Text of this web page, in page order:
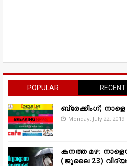
POPULAR RECENT
ബ്രേക്കിംഗ്;
Monday, July 22, 2019
കനത്ത മഴ:
(ജൂലൈ 23)